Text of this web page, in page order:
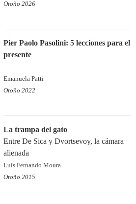
Otoño 2026
Pier Paolo Pasolini: 5 lecciones para el
presente
Emanuela Patti
Otoño 2022
La trampa del gato
Entre De Sica y Dvortsevoy, la cámara
alienada
Luís Fernando Moura
Otoño 2015